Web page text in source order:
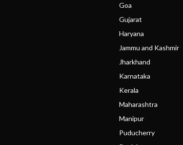
Goa
Gujarat
Haryana
Jammu and Kashmir
Jharkhand
Karnataka
Kerala
Maharashtra
Manipur
Puducherry